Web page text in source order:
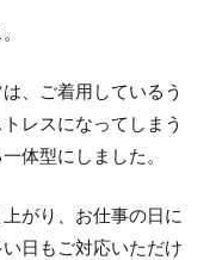
、ご着用しているう
レスになってしまう
体型にしました。
がり、お仕事の日に
日もご対応いただけ